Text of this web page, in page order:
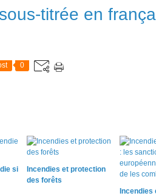
titrée en
0
si
Incendies et protection
des forêts
Incendies